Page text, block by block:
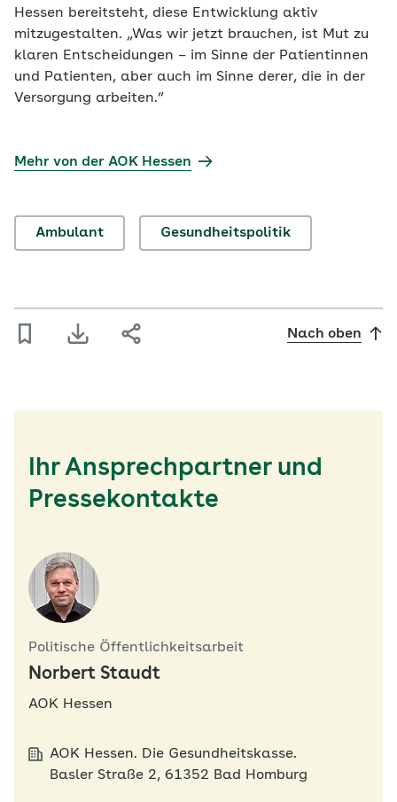
Hessen bereitsteht, diese Entwicklung aktiv
mitzugestalten. „Was wir jetzt brauchen, ist Mut zu
klaren Entscheidungen – im Sinne der Patientinnen
und Patienten, aber auch im Sinne derer, die in der
Versorgung arbeiten.“
Mehr von der AOK Hessen
Ambulant Gesundheitspolitik
Nach oben
Ihr Ansprechpartner und
Pressekontakte
Politische Öffentlichkeitsarbeit
Norbert Staudt
AOK Hessen
AOK Hessen. Die Gesundheitskasse.
Basler Straße 2, 61352 Bad Homburg